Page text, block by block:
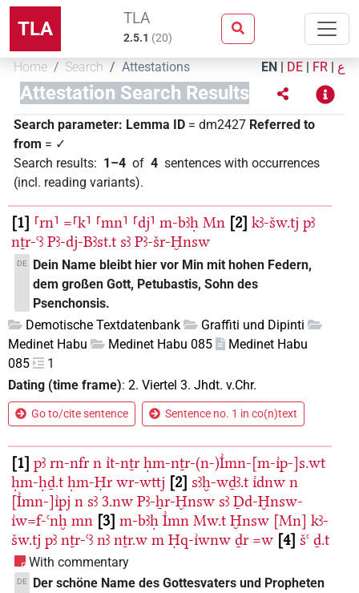
TLA TLA
2.5.1 (20)
Home Search Attestations EN | DE | FR | ع
Attestation Search Results
Search parameter: Lemma ID = dm2427 Referred to
from = ✓
Search results: 1–4 of 4 sentences with occurrences
(incl. reading variants).
1 ⸢rn⸣ =⸢k⸣ ⸢mn⸣ ⸢dj⸣ m-bꜣḥ Mn 2 kꜣ-šw.tj pꜣ
nṯr-ꜥꜣ Pꜣ-dj-Bꜣst.t sꜣ Pꜣ-šr-Ḫnsw
DE
Dein Name bleibt hier vor Min mit hohen Federn,
dem großen Gott, Petubastis, Sohn des
Psenchonsis.
Demotische Textdatenbank
Graffiti und Dipinti
Medinet Habu
Medinet Habu 085
Medinet Habu
085
1
Dating (time frame): 2. Viertel 3. Jhdt. v.Chr.
Go to/cite sentence Sentence no. 1 in co(n)text
1 pꜣ rn-nfr n ı͗t-nṯr ḥm-nṯr-(n-)I͗mn-[m-ı͗p-]s.wt
ḥm-ḥḏ.t ḥm-Ḥr wr-wttj 2 sꜣḫ-wḏꜣ.t ı͗dnw n
[I͗mn-]ı͗pj n sꜣ 3.nw Pꜣ-ẖr-Ḫnsw sꜣ Ḏd-Ḫnsw-
ı͗w=f-ꜥnḫ mn 3 m-bꜣḥ I͗mn Mw.t Ḫnsw [Mn] kꜣ-
šw.tj pꜣ nṯr-ꜥꜣ nꜣ nṯr.w m Ḥq-ı͗wnw ḏr =w 4 šꜥ ḏ.t
With commentary
DE
Der schöne Name des Gottesvaters und Propheten